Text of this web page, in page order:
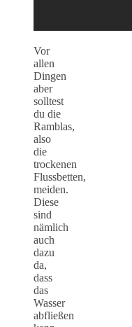
Vor
allen
Dingen
aber
solltest
du die
Ramblas,
also
die
trockenen
Flussbetten,
meiden.
Diese
sind
nämlich
auch
dazu
da,
dass
das
Wasser
abfließen